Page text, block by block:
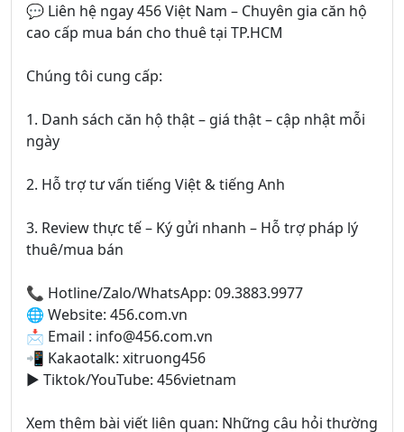
💬 Liên hệ ngay 456 Việt Nam – Chuyên gia căn hộ
cao cấp mua bán cho thuê tại TP.HCM
Chúng tôi cung cấp:
1. Danh sách căn hộ thật – giá thật – cập nhật mỗi
ngày
2. Hỗ trợ tư vấn tiếng Việt & tiếng Anh
3. Review thực tế – Ký gửi nhanh – Hỗ trợ pháp lý
thuê/mua bán
📞 Hotline/Zalo/WhatsApp: 09.3883.9977
🌐 Website: 456.com.vn
📩 Email : info@456.com.vn
📲 Kakaotalk: xitruong456
▶️ Tiktok/YouTube: 456vietnam
Xem thêm bài viết liên quan: Những câu hỏi thường